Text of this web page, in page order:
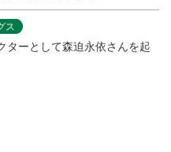
ス
ターとして森迫永依さんを起